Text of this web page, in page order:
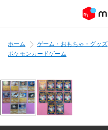
ホーム ゲーム・おもちゃ・グッズ
ポケモンカードゲーム